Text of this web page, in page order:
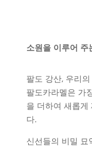
소원을 이루어 주
팔도 강산, 우리
팔도카라멜은 가
을 더하여 새롭게
다.
신선들의 비밀 묘